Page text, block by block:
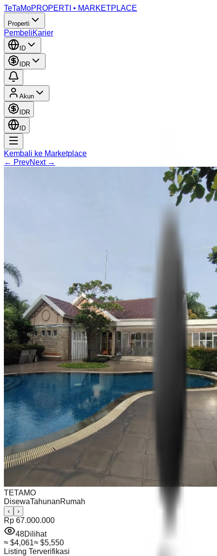
TeTaMoPROPERTI • MARKETPLACE
Properti
PembeliKarier
ID
IDR
Akun
IDR
ID
Kembali ke Marketplace
← PrevNext →
TETAMO
DisewaTahunanRumah
‹ ›
Rp 67.000.000
48Dilihat
≈ $4,061≈ $5,550
Listing Terverifikasi